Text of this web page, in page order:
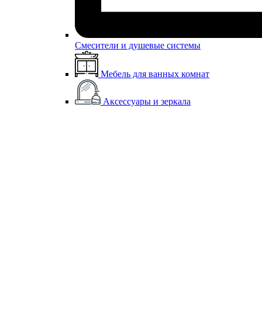
Смесители и душевые системы
Мебель для ванных комнат
Аксессуары и зеркала